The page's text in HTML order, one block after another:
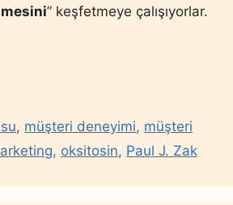
” keşfetmeye çalışıyorlar.
, müşteri deneyimi, müşteri
, oksitosin, Paul J. Zak